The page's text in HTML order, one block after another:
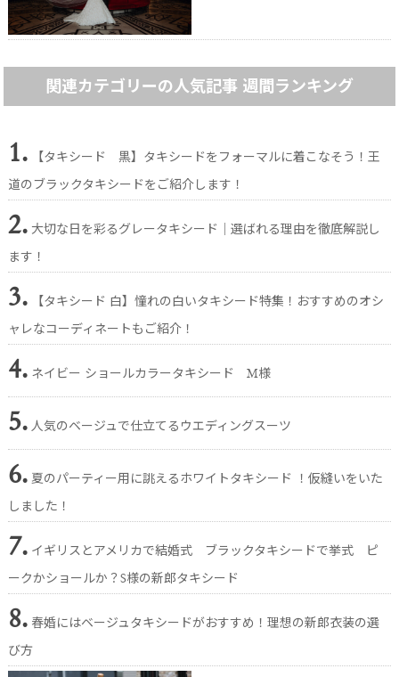
関連カテゴリーの人気記事 週間ランキング
1. 【タキシード 黒】タキシードをフォーマルに着こなそう！王
道のブラックタキシードをご紹介します！
2. 大切な日を彩るグレータキシード│選ばれる理由を徹底解説し
ます！
3. 【タキシード 白】憧れの白いタキシード特集！おすすめのオシ
ャレなコーディネートもご紹介！
4. ネイビー ショールカラータキシード M様
5. 人気のベージュで仕立てるウエディングスーツ
6. 夏のパーティー用に誂えるホワイトタキシード ！仮縫いをいた
しました！
7. イギリスとアメリカで結婚式 ブラックタキシードで挙式 ピ
ークかショールか？S様の新郎タキシード
8. 春婚にはベージュタキシードがおすすめ！理想の新郎衣装の選
び方